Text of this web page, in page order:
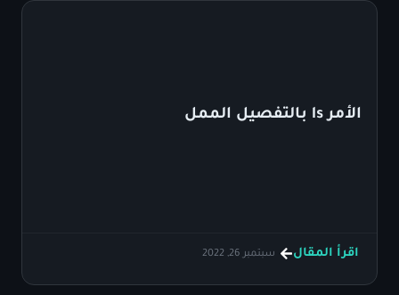
الأمر ls بالتفصيل الممل
اقرأ المقال سبتمبر 26, 2022